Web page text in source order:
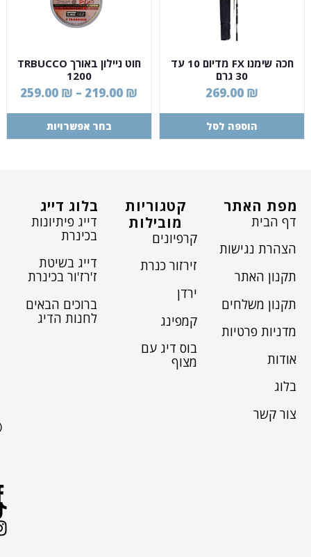
חכה שימנו FX מדיום 10 עד
30 גרם
269.00 ₪
הוספה לסל
חוט ניילון באורך TRBUCCO
1200
219.00 ₪
–
259.00 ₪
בחר אפשרויות
מפת האתר
דף הבית
הצהרת נגישות
תקנון האתר
תקנון משלחים
מדניות פרטיות
אודות
בלוג
צור קשר
קטגוריות
מובילות
קרפיונים
זירזור כנרת
ירדן
קמפינג
בוס דיג עם
מצוף
בלוג דייג
דייג פיתיונות
בכינרת
דייג בשיטת
ז'רז'ור בכינרת
ברוכים הבאים
לחנות הדיג